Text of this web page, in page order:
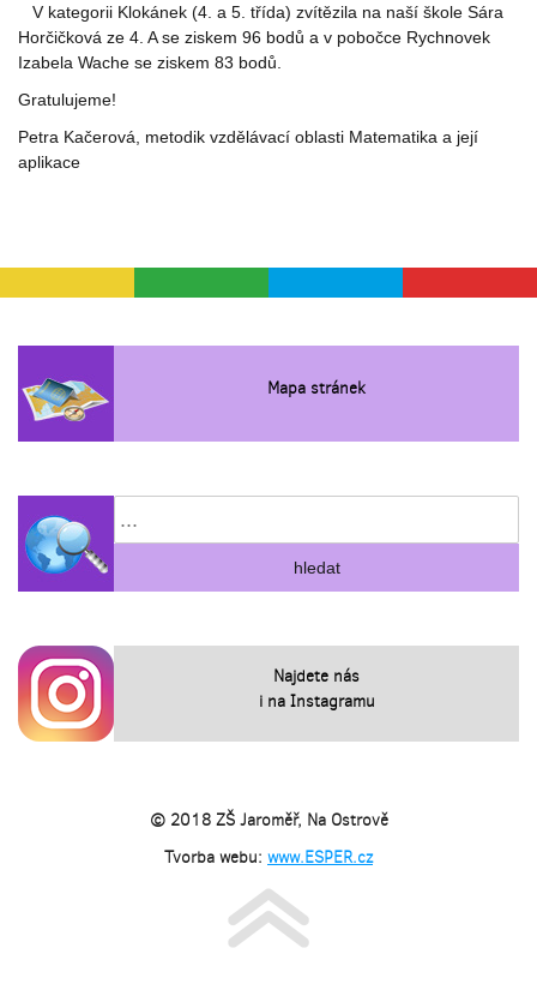
V kategorii Klokánek (4. a 5. třída) zvítězila na naší škole Sára
Horčičková ze 4. A se ziskem 96 bodů a v pobočce Rychnovek
Izabela Wache se ziskem 83 bodů.
Gratulujeme!
Petra Kačerová, metodik vzdělávací oblasti Matematika a její
aplikace
Mapa stránek
Najdete nás
i na Instagramu
© 2018 ZŠ Jaroměř, Na Ostrově
Tvorba webu: www.ESPER.cz